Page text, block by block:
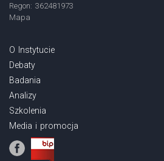
Regon: 362481973
Mapa
O Instytucie
Debaty
Badania
Analizy
Szkolenia
Media i promocja